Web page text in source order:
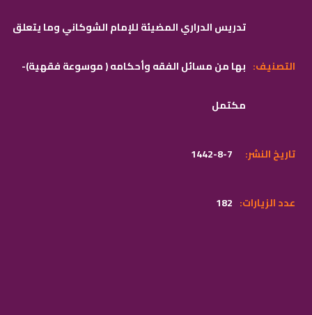
تدريس الدراري المضيئة للإمام الشوكاني وما يتعلق
بها من مسائل الفقه وأحكامه ( موسوعة فقهية)-
مكتمل
:التصنيف
1442-8-7 :تاريخ النشر
182 :عدد الزيارات